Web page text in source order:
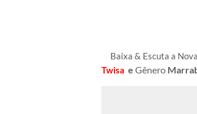
Baixa & Escuta a
Twisa e Gênero